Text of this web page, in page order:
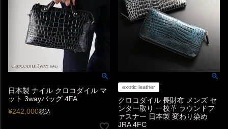
日本製 ナイル クロコダイル マ
ット 3wayバッグ 4FA
¥242,000税込
exotic leather
クロコダイル 長財布 メンズ セ
ンター取り 一枚革 ラウンドフ
ァスナー 日本製 変わり染め
JRA 4FC